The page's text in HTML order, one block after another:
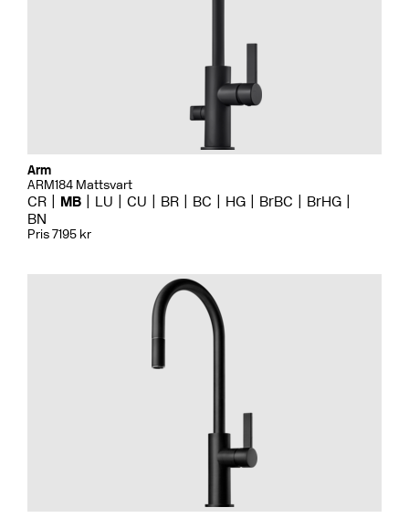
Arm
ARM184 Mattsvart
CR MB LU CU BR BC HG BrBC
BrHG
BN
Pris 7195 kr